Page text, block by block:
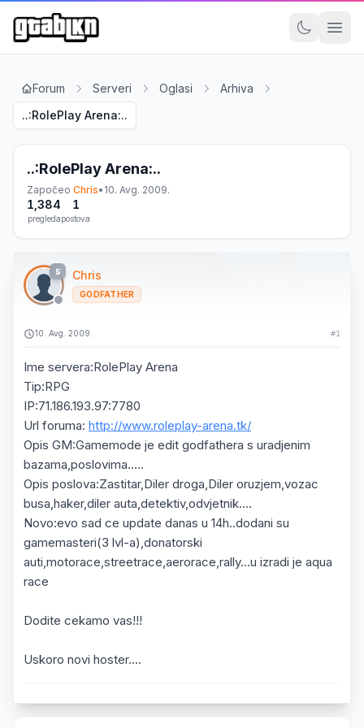
Forum Serveri Oglasi
Arhiva
..:RolePlay Arena:..
..:RolePlay Arena:..
Započeo Chris• 10. Avg. 2009.
1,384
pregleda
1
postova
5 Chris
GODFATHER
10. Avg. 2009. #1
Ime servera:RolePlay Arena
Tip:RPG
IP:71.186.193.97:7780
Url foruma: http://www.roleplay-arena.tk/
Opis GM:Gamemode je edit godfathera s uradjenim
bazama,poslovima.....
Opis poslova:Zastitar,Diler droga,Diler oruzjem,vozac
busa,haker,diler auta,detektiv,odvjetnik....
Novo:evo sad ce update danas u 14h..dodani su
gamemasteri(3 lvl-a),donatorski
auti,motorace,streetrace,aerorace,rally...u izradi je aqua
race
Dodite cekamo vas!!!
Uskoro novi hoster....